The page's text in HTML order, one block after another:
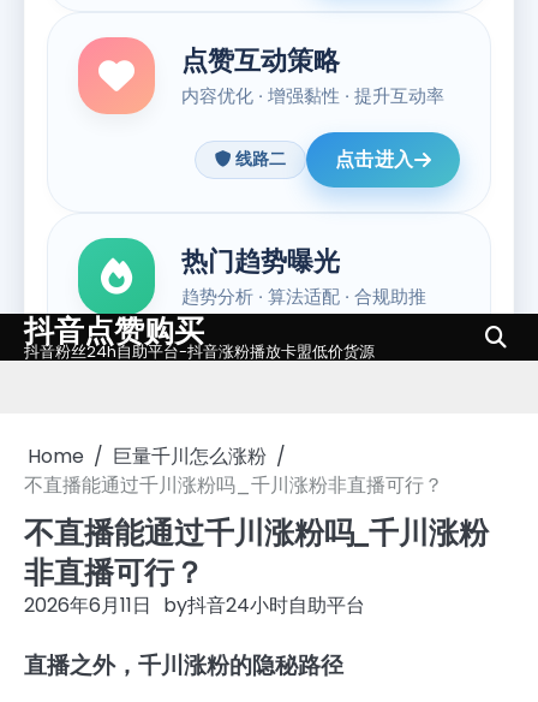
Skip
to
抖音点赞购买
抖音粉丝24h自助平台-抖音涨粉播放卡盟低价货源
Home
巨量千川怎么涨粉
不直播能通过千川涨粉吗_千川涨粉非直播可行？
不直播能通过千川涨粉吗_千川涨粉
非直播可行？
2026年6月11日 by抖音24小时自助平台
直播之外，千川涨粉的隐秘路径